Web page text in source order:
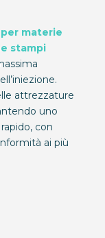
materie
stampi
attrezzature
uno
rapido, con
ai più